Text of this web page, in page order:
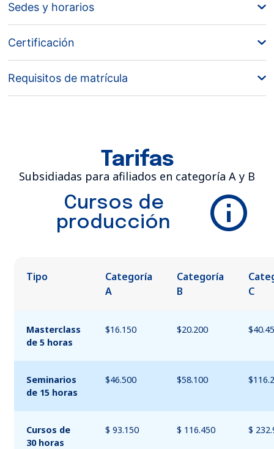
Sedes y horarios
Certificación
Requisitos de matrícula
Tarifas
Subsidiadas para afiliados en categoría A y B
Cursos de
producción
Tipo
Categoría
A
Categoría
B
C
Masterclass
de 5 horas
$16.150 $20.200
Seminarios
de 15 horas
$46.500 $58.100
Cursos de
30 horas
$ 93.150 $ 116.450 $